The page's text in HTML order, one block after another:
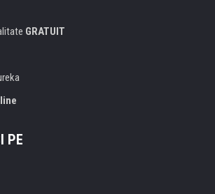
GRATUIT
PE